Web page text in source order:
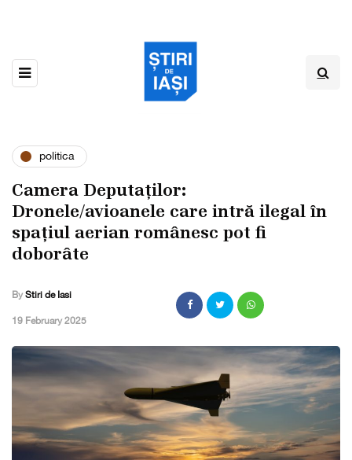
politica
Camera Deputaților:
Dronele/avioanele care intră ilegal în
spațiul aerian românesc pot fi
doborâte
By Stiri de Iasi
,19 February 2025